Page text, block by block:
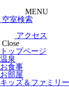
MENU
空室検索
アクセス
Close
トップページ
温泉
お食事
お部屋
キッズ＆ファミリー